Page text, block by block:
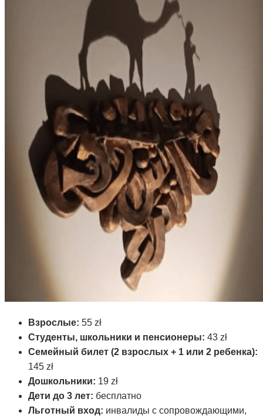
Взрослые: 55 zł
Студенты, школьники и пенсионеры: 43 zł
Семейный билет (2 взрослых + 1 или 2 ребенка):
145 zł
Дошкольники: 19 zł
Дети до 3 лет: бесплатно
Льготный вход: инвалиды с сопровождающими,